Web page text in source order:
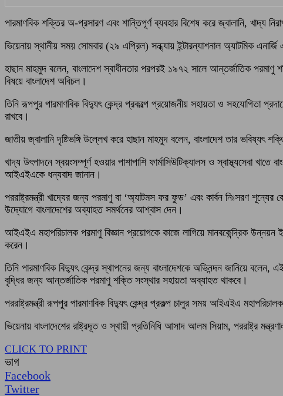
পারমাণবিক শক্তির অ-প্রসারণ এবং শান্তিপূর্ণ ব্যবহার বিশেষ করে জ্বালানি, খাদ্য
ভিয়েনায় স্থানীয় সময় সোমবার (২৯ এপ্রিল) সন্ধ্যায় ইন্টারন্যাশনাল অ্যাটমিক
হাছান মাহমুদ বলেন, বাংলাদেশ স্বাধীনতার পরপরই ১৯৭২ সালে আন্তর্জাতিক
বিষয়ে বাংলাদেশ অবিচল।
তিনি রূপপুর পারমাণবিক বিদ্যুৎ কেন্দ্র প্রকল্পে প্রয়োজনীয় সহায়তা ও সহযোগিতা
রাখবে।
জাতীয় জ্বালানি দৃষ্টিভঙ্গি উল্লেখ করে হাছান মাহমুদ বলেন, বাংলাদেশ তার
খাদ্য উৎপাদনে স্বয়ংসম্পূর্ণ হওয়ার পাশাপাশি ফার্মাসিউটিক্যালস ও স্বাস্থ্যসেবা
আইএইএকে ধন্যবাদ জানান।
পররাষ্ট্রমন্ত্রী খাদ্যের জন্য পরমাণু বা ‘অ্যাটমস ফর ফুড’ এবং কার্বন নিঃসরণ
উদ্যোগে বাংলাদেশের অব্যাহত সমর্থনের আশ্বাস দেন।
আইএইএ মহাপরিচালক পরমাণু বিজ্ঞান প্রয়োগকে কাজে লাগিয়ে মানবকেন্দ্রিক
করেন।
তিনি পারমাণবিক বিদ্যুৎ কেন্দ্র স্থাপনের জন্য বাংলাদেশকে অভিনন্দন জানিয়ে
বৃদ্ধির জন্য আন্তর্জাতিক পরমাণু শক্তি সংস্থার সহায়তা অব্যাহত থাকবে।
পররাষ্ট্রমন্ত্রী রূপপুর পারমাণবিক বিদ্যুৎ কেন্দ্র প্রকল্প চালুর সময় আইএইএ
ভিয়েনায় বাংলাদেশের রাষ্ট্রদূত ও স্থায়ী প্রতিনিধি আসাদ আলম সিয়াম, পররাষ্ট্র
CLICK TO PRINT
ভাগ
Facebook
Twitter